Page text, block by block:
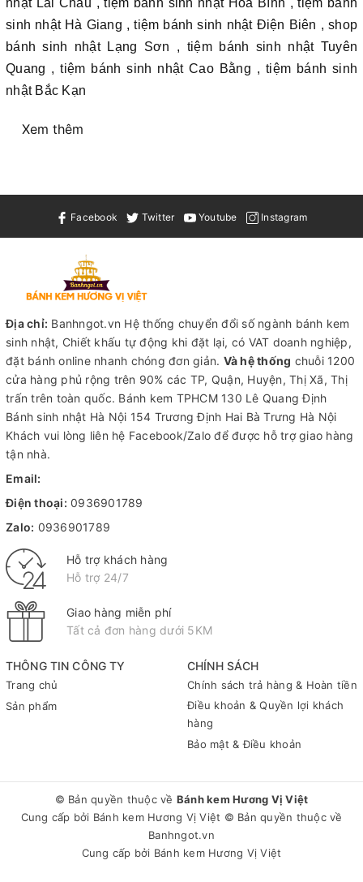
sinh nhật Hà Giang , tiệm bánh sinh nhật Điện Biên , shop
bánh sinh nhật Lạng Sơn , tiệm bánh sinh nhật Tuyên
Quang , tiệm bánh sinh nhật Cao Bằng , tiệm bánh sinh
nhật Bắc Kạn
Xem thêm
Facebook Twitter Youtube Instagram
THÔNG TIN CÔNG TY
Trang chủ
Sản phẩm
CHÍNH SÁCH
Chính sách trả hàng & Hoàn tiền
Điều khoản & Quyền lợi khách
hàng
Bảo mật & Điều khoản
Địa chỉ: Banhngot.vn Hệ thống chuyển đổi số ngành bánh kem
sinh nhật, Chiết khấu tự động khi đặt lại, có VAT doanh nghiệp,
đặt bánh online nhanh chóng đơn giản. Và hệ thống chuỗi 1200
cửa hàng phủ rộng trên 90% các TP, Quận, Huyện, Thị Xã, Thị
trấn trên toàn quốc. Bánh kem TPHCM130 Lê Quang Định
Bánh sinh nhật Hà Nội 154 Trương Định Hai Bà Trưng Hà Nội
Khách vui lòng liên hệ Facebook/Zalo để được hỗ trợ giao hàng
tận nhà.
Email:
Điện thoại: 0936901789
Zalo: 0936901789
Hỗ trợ khách hàng
Hỗ trợ 24/7
Giao hàng miễn phí
Tất cả đơn hàng dưới 5KM
© Bản quyền thuộc về Bánh kem Hương Vị Việt
Cung cấp bởi Bánh kem Hương Vị Việt © Bản quyền thuộc về
Banhngot.vn
Cung cấp bởi Bánh kem Hương Vị Việt